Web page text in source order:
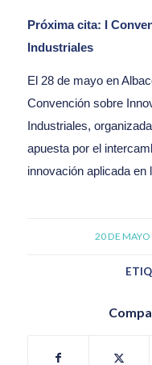
Próxima cita: I
Industriales
El 28 de mayo en
Convención sobre
Industriales,
apuesta por el
innovación aplicada en
20 DE /